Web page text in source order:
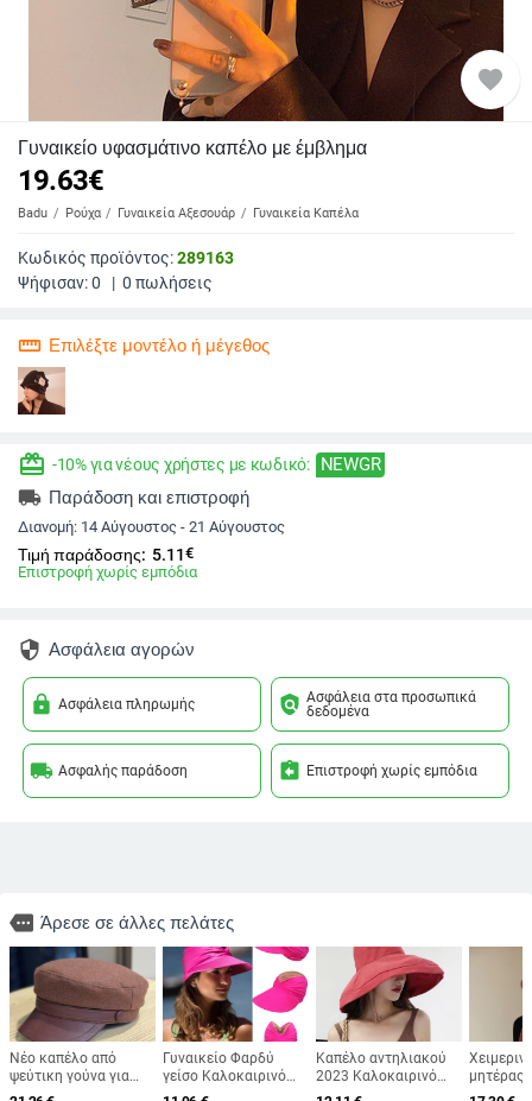
favorite
Γυναικείο υφασμάτινο καπέλο με έμβλημα
19.63€
Badu Ρούχα Γυναικεία Αξεσουάρ Γυναικεία Καπέλα
Κωδικός προϊόντος:289163
Ψήφισαν:0 | 0 πωλήσεις
straighten Επιλέξτε μοντέλο ή μέγεθος
redeem -10% για νέους χρήστες με κωδικό: NEWGR
local_shipping Παράδοση και επιστροφή
Διανομή: 14 Αύγουστος - 21 Αύγουστος
Τιμή παράδοσης: 5.11€
Επιστροφή χωρίς εμπόδια
security Ασφάλεια αγορών
lock Ασφάλεια πληρωμής policy Ασφάλεια στα προσωπικά
δεδομένα
local_shipping Ασφαλής παράδοση assignment_return Επιστροφή χωρίς εμπόδια
more Άρεσε σε άλλες πελάτες
Νέο καπέλο από
ψεύτικη γούνα για
γυναίκες,
Γυναικείο Φαρδύ
γείσο Καλοκαιρινό
καπέλο ηλίου
Καπέλο αντηλιακού
2023 Καλοκαιρινό
πτυσσόμενο καπέλο
μητέρας